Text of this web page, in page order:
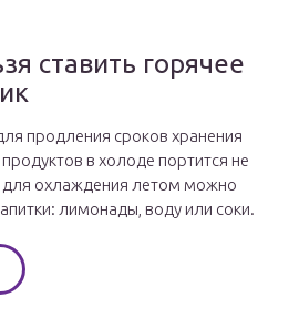
ставить горячее
продления сроков хранения
в холоде портится не
охлаждения летом можно
лимонады, воду или соки.